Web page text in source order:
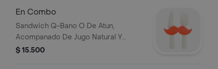
En Combo
Sandwich Q-Bano O De Atun,
Acompanado De Jugo Natural Y
Papas Chip
$ 15.500